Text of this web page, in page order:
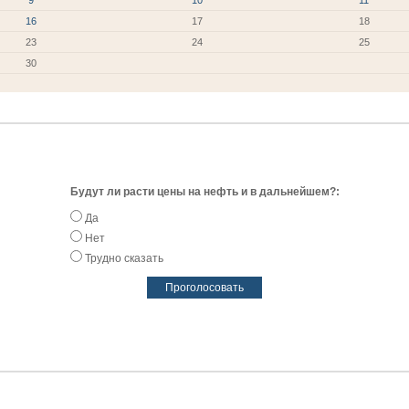
16 17 18
23 24 25
30
Будут ли расти цены на нефть и в дальнейшем?:
Да
Нет
Трудно сказать